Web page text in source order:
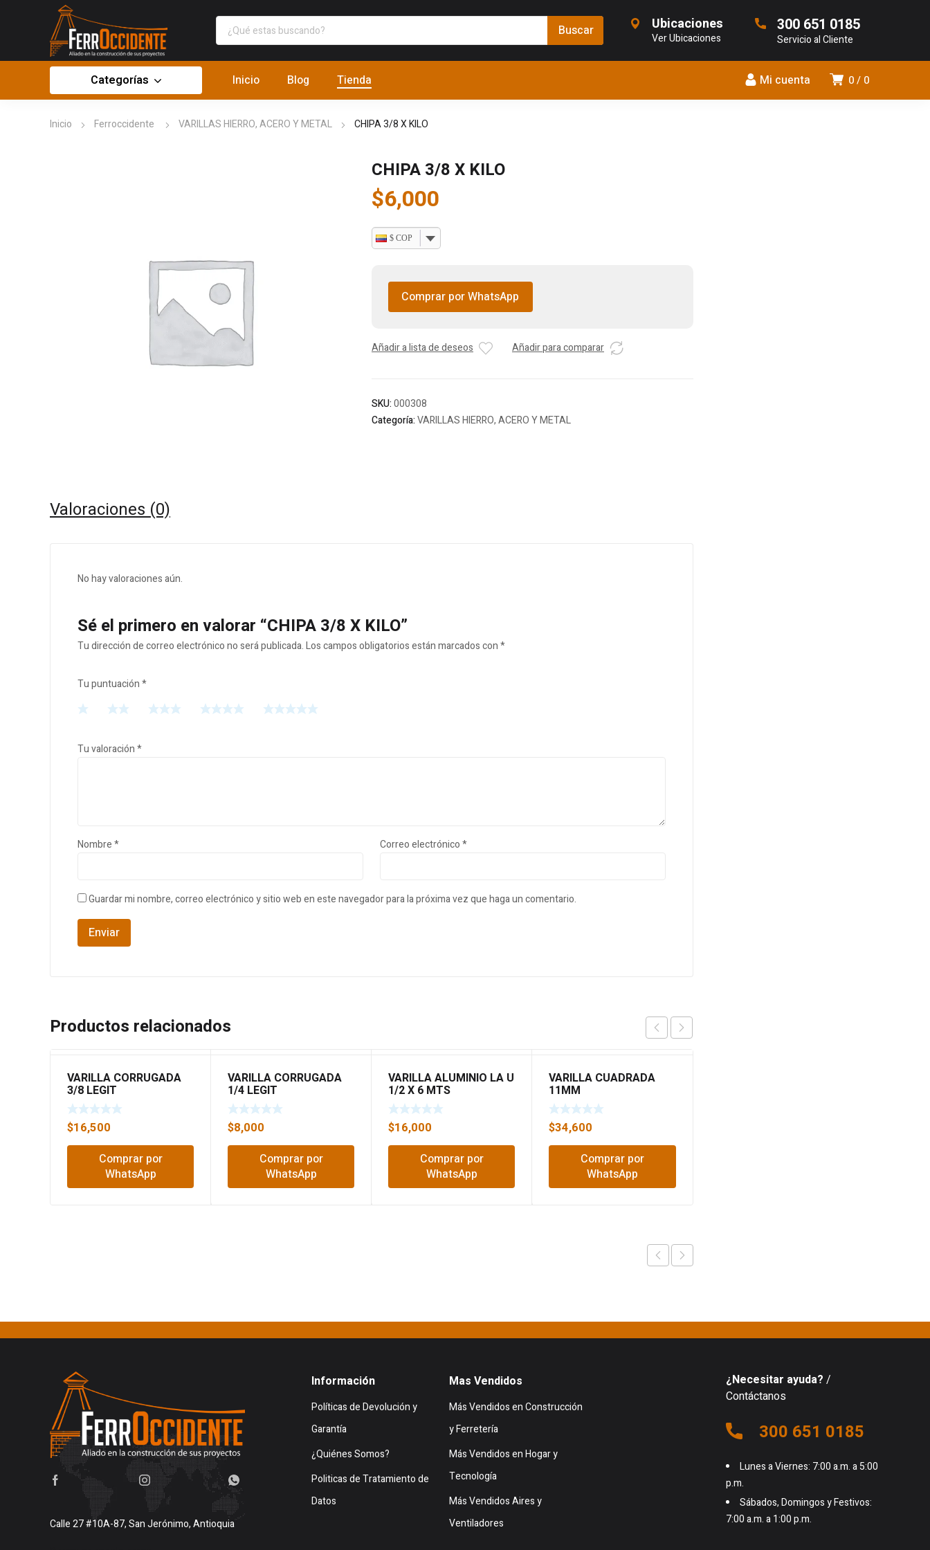
Ubicaciones
Ver Ubicaciones
300 651 0185
Servicio al Cliente
0 0
Mi cuenta
Categorías Inicio Blog Tienda
Inicio Ferroccidente VARILLAS HIERRO, ACERO Y METAL CHIPA 3/8 X KILO
CHIPA 3/8 X KILO
$6,000
$ COP
Comprar por WhatsApp
Añadir a lista de deseos Añadir para comparar
SKU:000308
Categoría:VARILLAS HIERRO, ACERO Y METAL
Valoraciones (0)
No hay valoraciones aún.
Sé el primero en valorar “CHIPA 3/8 X KILO”
Tu dirección de correo electrónico no será publicada.Los campos obligatorios están marcados con*
Tu puntuación*
Tu valoración*
Nombre* Correo electrónico*
Guardar mi nombre, correo electrónico y sitio web en este navegador para la próxima vez que haga un comentario.
Productos relacionados
VARILLA CORRUGADA
3/8 LEGIT
$16,500
Comprar por
WhatsApp
VARILLA CORRUGADA
1/4 LEGIT
$8,000
Comprar por
WhatsApp
VARILLA ALUMINIO LA U
1/2 X 6 MTS
$16,000
Comprar por
WhatsApp
VARILLA CUADRADA
11MM
$34,600
Comprar por
WhatsApp
Calle 27 #10A-87, San Jerónimo, Antioquia
Información
Políticas de Devolución y
Garantía
¿Quiénes Somos?
Politicas de Tratamiento de
Datos
Mas Vendidos
Más Vendidos en Construcción
y Ferretería
Más Vendidos en Hogar y
Tecnología
Más Vendidos Aires y
Ventiladores
¿Necesitar ayuda? /
Contáctanos
300 651 0185
Lunes a Viernes: 7:00 a.m. a 5:00
p.m.
Sábados, Domingos y Festivos:
7:00 a.m. a 1:00 p.m.